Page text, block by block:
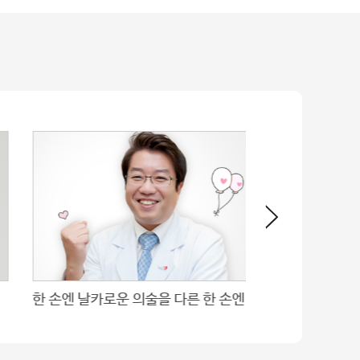
한 손엔 날카로운 의술을 다른 한 손엔 따뜻한 인술을